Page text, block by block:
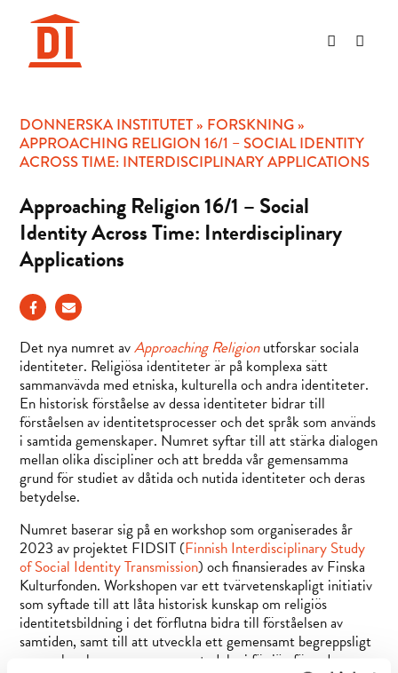
DONNERSKA INSTITUTET» FORSKNING »
APPROACHING RELIGION 16/1 – SOCIAL IDENTITY
ACROSS TIME: INTERDISCIPLINARY APPLICATIONS
Approaching Religion 16/1 – Social
Identity Across Time: Interdisciplinary
Applications
Det nya numret avApproaching Religionutforskar sociala
identiteter. Religiösa identiteter är på komplexa sätt
sammanvävda med etniska, kulturella och andra identiteter.
En historisk förståelse av dessa identiteter bidrar till
förståelsen av identitetsprocesser och det språk som används
i samtida gemenskaper. Numret syftar till att stärka dialogen
mellan olika discipliner och att bredda vår gemensamma
grund för studiet av dåtida och nutida identiteter och deras
betydelse.
Numret baserar sig på en workshop som organiserades år
2023 av projektet FIDSIT (Finnish Interdisciplinary Study
of Social Identity Transmission) och finansierades av Finska
Kulturfonden. Workshopen var ett tvärvetenskapligt initiativ
som syftade till att låta historisk kunskap om religiös
identitetsbildning i det förflutna bidra till förståelsen av
samtiden, samt till att utveckla ett gemensamt begreppsligt
ramverk och en gemensam metodologi för jämförande